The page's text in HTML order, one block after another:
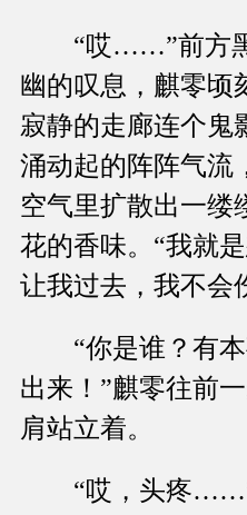
“哎……”前方黑
幽的叹息，麒零顷
寂静的走廊连个鬼
涌动起的阵阵气流
空气里扩散出一缕
花的香味。“我就
让我过去，我不会
“你是谁？有本
出来！”麒零往前
肩站立着。
“哎，头疼……”